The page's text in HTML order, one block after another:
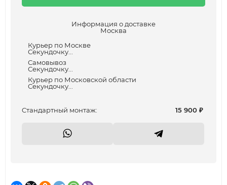
Информация о доставке
Москва
Курьер по Москве
Секундочку...
Самовывоз
Секундочку...
Курьер по Московской области
Секундочку...
Cтандартный монтаж: 15 900 ₽